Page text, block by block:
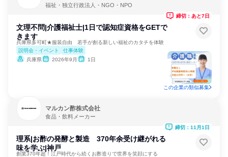
福祉・独立行政法人・NGO・NPO
文理不問|介護福祉士|1日で認知症資格をGETで
きます
兵庫県多可町★服装自由 若手が創る新しい福祉のカタチを体験
説明会・イベント
仕事体験
兵庫県
2026年9月 1日
締切：あと7日
この企業の類似募集
マルカン酢株式会社
食品・飲料メーカー
理系|お酢の発酵と製造 370年余受け継がれる
味を学ぶ|神戸
創業370年超！江戸時代から続くお酢造りで世界を笑顔にする
締切：11月1日